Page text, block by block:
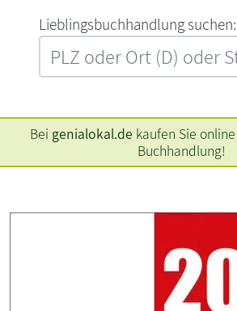
L‍i‍e‍b‍l‍i‍n‍g‍s‍b‍u‍c‍h‍h‍a‍n‍d‍l‍u‍n‍g‍ ‍s‍u‍c‍h‍e‍n‍:‍
Bei genialokal.de kaufen Sie
Buchhandlung!